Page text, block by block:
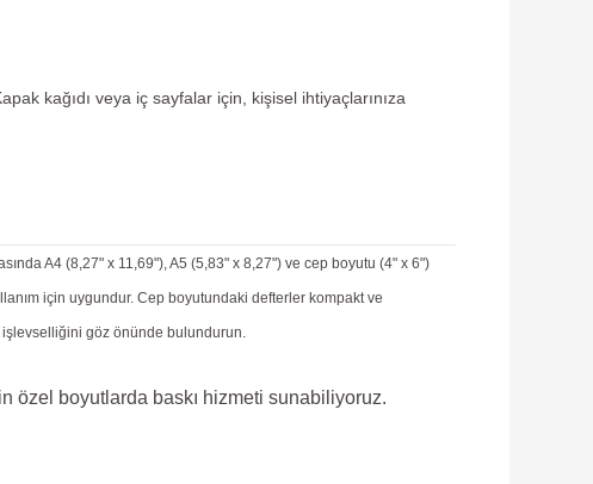
kağıdı veya iç sayfalar için, kişisel ihtiyaçlarınıza
A4 (8,27" x 11,69"), A5 (5,83" x 8,27") ve cep boyutu (4" x 6")
için uygundur. Cep boyutundaki defterler kompakt ve
işlevselliğini göz önünde bulundurun.
özel boyutlarda baskı hizmeti sunabiliyoruz.